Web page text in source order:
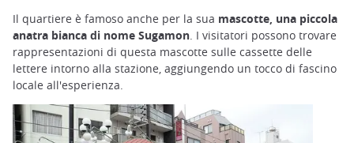
Il quartiere è famoso anche per la sua mascotte, una piccola
anatra bianca di nome Sugamon. I visitatori possono trovare
rappresentazioni di questa mascotte sulle cassette delle
lettere intorno alla stazione, aggiungendo un tocco di fascino
locale all'esperienza.